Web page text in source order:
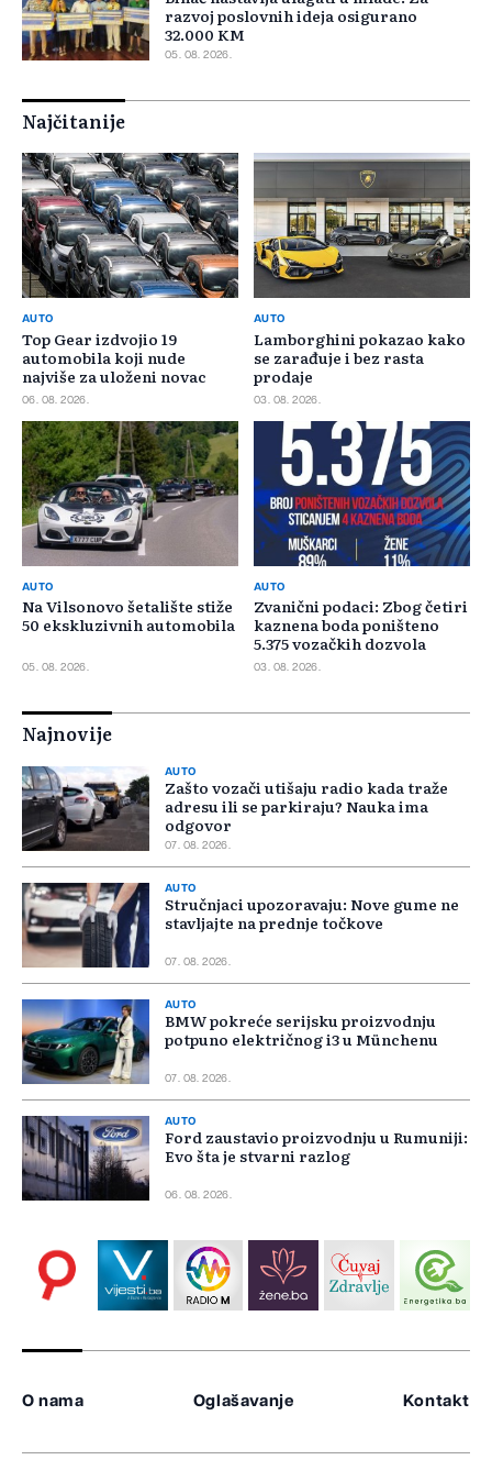
razvoj poslovnih ideja osigurano
32.000 KM
05. 08. 2026.
Najčitanije
AUTO
Top Gear izdvojio 19
automobila koji nude
najviše za uloženi novac
06. 08. 2026.
AUTO
Lamborghini pokazao kako
se zarađuje i bez rasta
prodaje
03. 08. 2026.
AUTO
Na Vilsonovo šetalište stiže
50 ekskluzivnih automobila
05. 08. 2026.
AUTO
Zvanični podaci: Zbog četiri
kaznena boda poništeno
5.375 vozačkih dozvola
03. 08. 2026.
Najnovije
AUTO
Zašto vozači utišaju radio kada traže
adresu ili se parkiraju? Nauka ima
odgovor
07. 08. 2026.
AUTO
Stručnjaci upozoravaju: Nove gume ne
stavljajte na prednje točkove
07. 08. 2026.
AUTO
BMW pokreće serijsku proizvodnju
potpuno električnog i3 u Münchenu
07. 08. 2026.
AUTO
Ford zaustavio proizvodnju u Rumuniji:
Evo šta je stvarni razlog
06. 08. 2026.
O nama Oglašavanje Kontakt